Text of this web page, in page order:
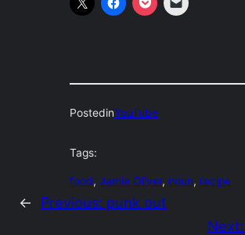
PostedinYouTube
Tags:
food, Jamie Oliver, noun, recipe
← Previous: punk out
Next: